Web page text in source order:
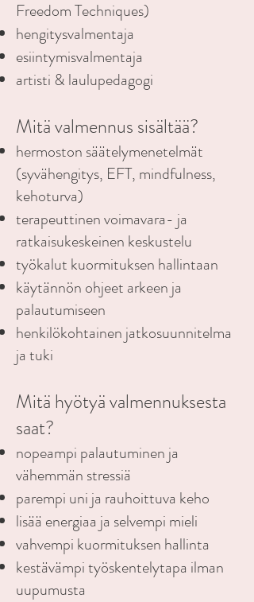
Freedom Techniques)
hengitysvalmentaja
esiintymisvalmentaja
artisti & laulupedagogi
Mitä valmennus sisältää?
hermoston säätelymenetelmät
(syvähengitys, EFT, mindfulness,
kehoturva)
terapeuttinen voimavara- ja
ratkaisukeskeinen keskustelu
työkalut kuormituksen hallintaan
käytännön ohjeet arkeen ja
palautumiseen
henkilökohtainen jatkosuunnitelma
ja tuki
Mitä hyötyä valmennuksesta
saat?
nopeampi palautuminen ja
vähemmän stressiä
parempi uni ja rauhoittuva keho
lisää energiaa ja selvempi mieli
vahvempi kuormituksen hallinta
kestävämpi työskentelytapa ilman
uupumusta